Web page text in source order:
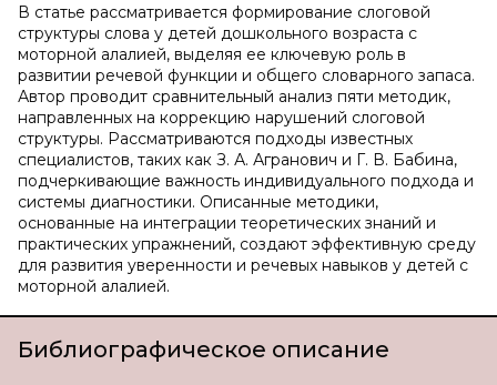
В статье рассматривается формирование слоговой
структуры слова у детей дошкольного возраста с
моторной алалией, выделяя ее ключевую роль в
развитии речевой функции и общего словарного запаса.
Автор проводит сравнительный анализ пяти методик,
направленных на коррекцию нарушений слоговой
структуры. Рассматриваются подходы известных
специалистов, таких как З. А. Агранович и Г. В. Бабина,
подчеркивающие важность индивидуального подхода и
системы диагностики. Описанные методики,
основанные на интеграции теоретических знаний и
практических упражнений, создают эффективную среду
для развития уверенности и речевых навыков у детей с
моторной алалией.
Библиографическое описание